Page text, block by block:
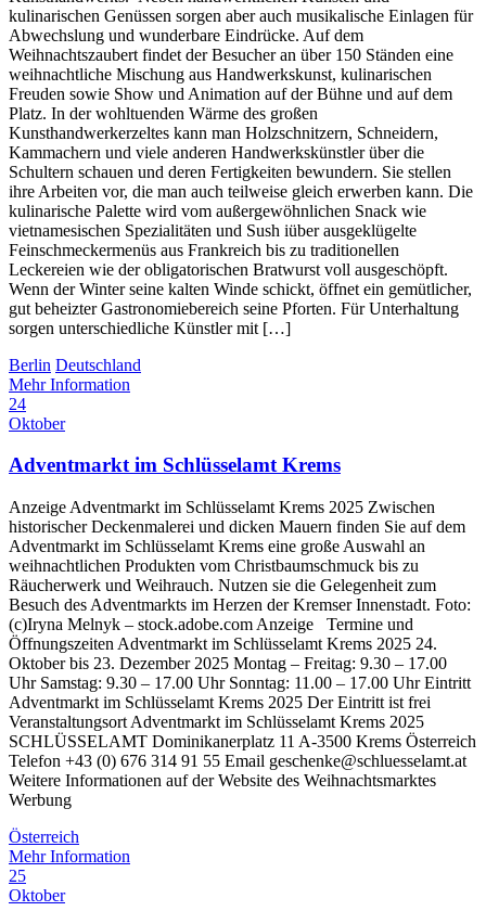
kulinarischen Genüssen sorgen aber auch musikalische Einlagen für
Abwechslung und wunderbare Eindrücke. Auf dem
Weihnachtszaubert findet der Besucher an über 150 Ständen eine
weihnachtliche Mischung aus Handwerkskunst, kulinarischen
Freuden sowie Show und Animation auf der Bühne und auf dem
Platz. In der wohltuenden Wärme des großen
Kunsthandwerkerzeltes kann man Holzschnitzern, Schneidern,
Kammachern und viele anderen Handwerkskünstler über die
Schultern schauen und deren Fertigkeiten bewundern. Sie stellen
ihre Arbeiten vor, die man auch teilweise gleich erwerben kann. Die
kulinarische Palette wird vom außergewöhnlichen Snack wie
vietnamesischen Spezialitäten und Sush iüber ausgeklügelte
Feinschmeckermenüs aus Frankreich bis zu traditionellen
Leckereien wie der obligatorischen Bratwurst voll ausgeschöpft.
Wenn der Winter seine kalten Winde schickt, öffnet ein gemütlicher,
gut beheizter Gastronomiebereich seine Pforten. Für Unterhaltung
sorgen unterschiedliche Künstler mit […]
Berlin Deutschland
Mehr Information
24
Oktober
Adventmarkt im Schlüsselamt Krems
Anzeige Adventmarkt im Schlüsselamt Krems 2025 Zwischen
historischer Deckenmalerei und dicken Mauern finden Sie auf dem
Adventmarkt im Schlüsselamt Krems eine große Auswahl an
weihnachtlichen Produkten vom Christbaumschmuck bis zu
Räucherwerk und Weihrauch. Nutzen sie die Gelegenheit zum
Besuch des Adventmarkts im Herzen der Kremser Innenstadt. Foto:
(c)Iryna Melnyk – stock.adobe.com Anzeige Termine und
Öffnungszeiten Adventmarkt im Schlüsselamt Krems 2025 24.
Oktober bis 23. Dezember 2025 Montag – Freitag: 9.30 – 17.00
Uhr Samstag: 9.30 – 17.00 Uhr Sonntag: 11.00 – 17.00 Uhr Eintritt
Adventmarkt im Schlüsselamt Krems 2025 Der Eintritt ist frei
Veranstaltungsort Adventmarkt im Schlüsselamt Krems 2025
SCHLÜSSELAMT Dominikanerplatz 11 A-3500 Krems Österreich
Telefon +43 (0) 676 314 91 55 Email geschenke@schluesselamt.at
Weitere Informationen auf der Website des Weihnachtsmarktes
Werbung
Österreich
Mehr Information
25
Oktober